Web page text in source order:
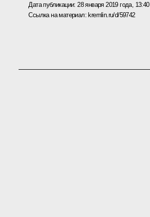
Дата публикации: 28 января 2019 года, 13:40
Ссылка на материал: kremlin.ru/d/59742